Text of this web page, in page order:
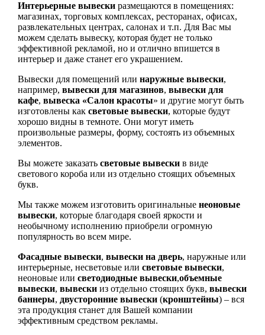
Интерьерные вывескиразмещаются в помещениях:
магазинах, торговых комплексах, ресторанах, офисах,
развлекательных центрах, салонах и т.п. Для Вас мы
можем сделать вывеску, которая будет не только
эффективной рекламой, но и отлично впишется в
интерьер и даже станет его украшением.
Вывески для помещений или наружные вывески,
например, вывески для магазинов, вывески для
кафе, вывеска «Салон красоты» и другие могут быть
изготовлены как световые вывески, которые будут
хорошо видны в темноте. Они могут иметь
произвольные размеры, форму, состоять из объемных
элементов.
Вы можете заказать световые вывескив виде
светового короба или из отдельно стоящих объемных
букв.
Мы также можем изготовить оригинальные неоновые
вывески, которые благодаря своей яркости и
необычному исполнению приобрели огромную
популярность во всем мире.
Фасадные вывески, вывески на дверь, наружные или
интерьерные, несветовые или световые вывески,
неоновые или светодиодные вывески,объемные
вывески, вывескииз отдельно стоящих букв, вывески
баннеры, двусторонние вывески (кронштейны) – вся
эта продукция станет для Вашей компании
эффективным средством рекламы.